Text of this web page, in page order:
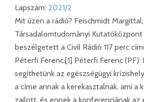
Lapszám: 2021/2
Mit üzen a rádió? Feischmidt
Társadalomtudományi
beszélgetett a Civil Rádió 117 perc
Péterfi Ferenc.[1] Péterfi Ferenc (PF):
segíthetünk az egészségügyi
a címe annak a kerekasztalnak, ami a
zajlott, és ennek a konferenciának az